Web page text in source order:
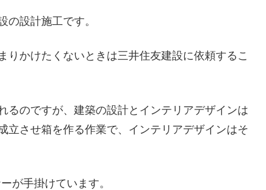
の設計施工です。
かけたくないときは三井住友建設に依頼するこ
るのですが、建築の設計とインテリアデザインは
立させ箱を作る作業で、インテリアデザインはそ
が手掛けています。